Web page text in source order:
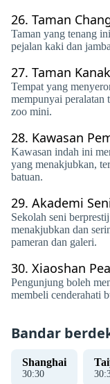
26. Taman
Taman yang tenang
pejalan kaki dan
27. Taman
Tempat yang
mempunyai peralatan
zoo mini.
28. Kawasan
Kawasan indah ini
yang menakjubkan,
batuan.
29. Akademi
Sekolah seni
menakjubkan dan
pameran dan galeri.
30. Xiaoshan
Pengunjung boleh
membeli cenderahati
Bandar
Shanghai
30:30 30: